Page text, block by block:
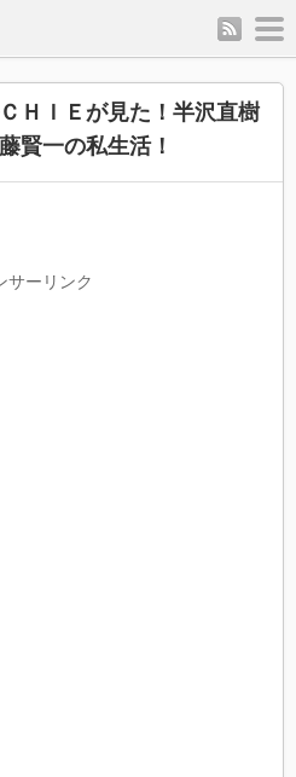
rss
ＨＩＥが見た！半沢直樹
賢一の私生活！
サーリンク